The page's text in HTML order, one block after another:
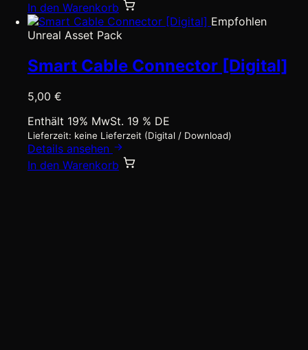
In den Warenkorb
Empfohlen
Unreal Asset Pack
Smart Cable Connector [Digital]
5,00 €
Enthält 19% MwSt. 19 % DE
Lieferzeit: keine Lieferzeit (Digital / Download)
Details ansehen
In den Warenkorb